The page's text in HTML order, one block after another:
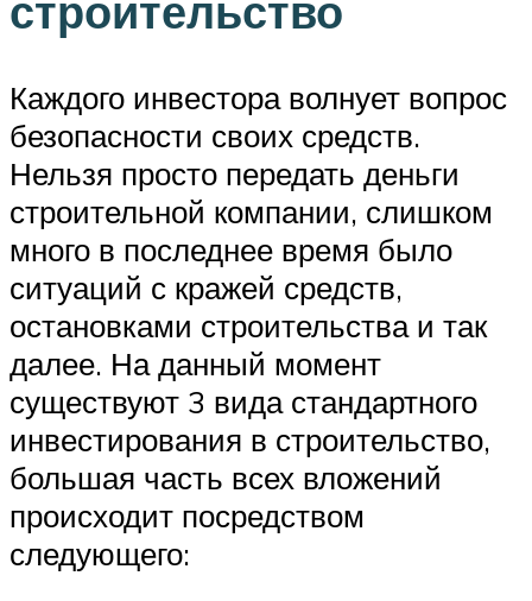
Каждого инвестора волнует вопрос
безопасности своих средств.
Нельзя просто передать деньги
строительной компании, слишком
много в последнее время было
ситуаций с кражей средств,
остановками строительства и так
далее. На данный момент
существуют 3 вида стандартного
инвестирования в строительство,
большая часть всех вложений
происходит посредством
следующего: